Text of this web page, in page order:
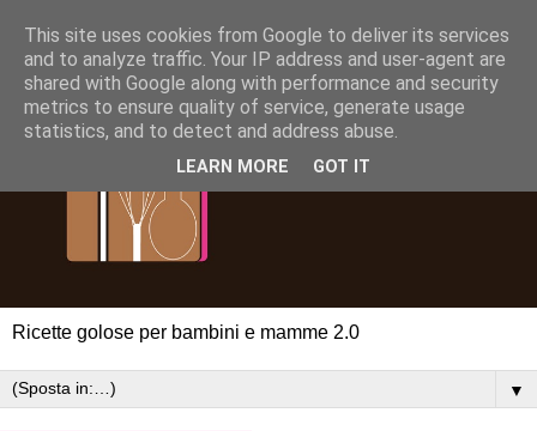
Ricette golose per bambini e mamme 2.0
▼
This site uses cookies from Google to deliver its services
and to analyze traffic. Your IP address and user-agent are
shared with Google along with performance and security
metrics to ensure quality of service, generate usage
statistics, and to detect and address abuse.
LEARN MORE GOT IT